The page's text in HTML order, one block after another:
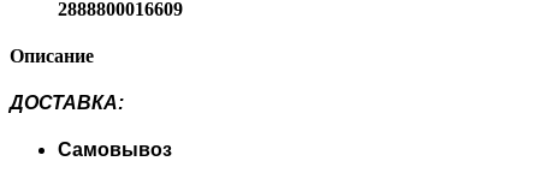
2888800016609
Описание
ДОСТАВКА:
Самовывоз